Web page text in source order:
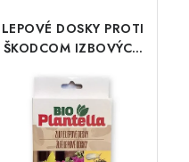
LEPOVÉ DOSKY PROTI
ŠKODCOM IZBOVÝCH